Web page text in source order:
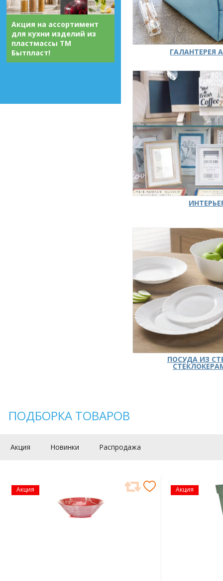
Акция на ассортимент
для кухни изделий из
пластмассы ТМ
Бытпласт!
ГАЛАНТЕРЕЯ
ПОСУДА ИЗ
ПОДБОРКА ТОВАРОВ
Акция Новинки Распродажа
Акция Акция